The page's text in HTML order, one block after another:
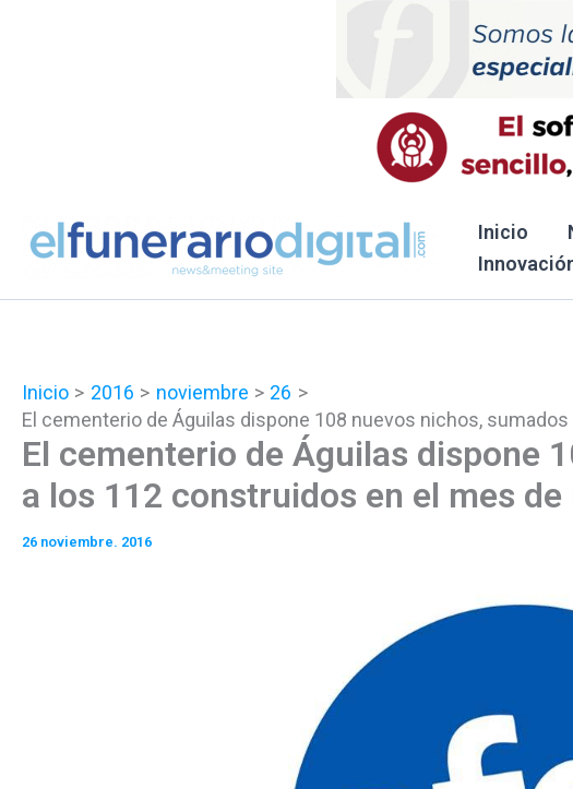
Inicio
Inicio 2016 noviembre
26
El cementerio de Águilas dispone 108 nuevos nichos,
El cementerio de Águilas dispone
a los 112 construidos en el mes de
26 noviembre. 2016